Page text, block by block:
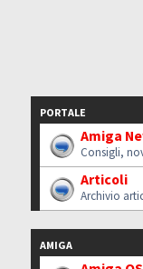
PORTALE
Amiga
Consigli,
Articoli
Archivio
AMIGA